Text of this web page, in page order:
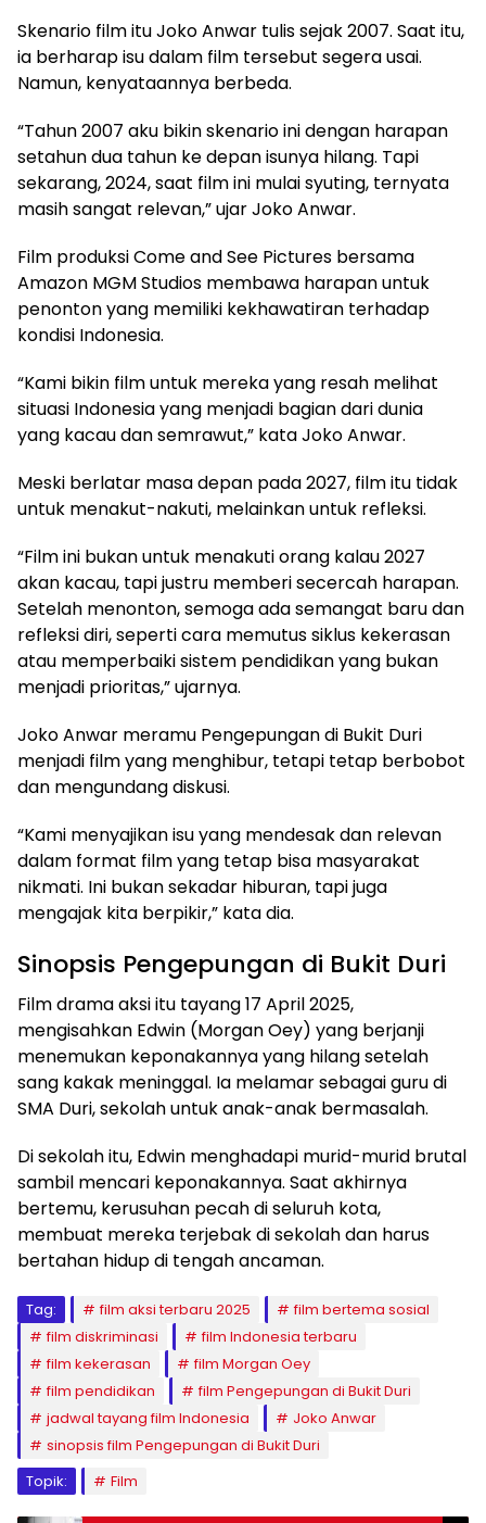
Skenario film itu Joko Anwar tulis sejak 2007. Saat itu,
ia berharap isu dalam film tersebut segera usai.
Namun, kenyataannya berbeda.
“Tahun 2007 aku bikin skenario ini dengan harapan
setahun dua tahun ke depan isunya hilang. Tapi
sekarang, 2024, saat film ini mulai syuting, ternyata
masih sangat relevan,” ujar Joko Anwar.
Film produksi Come and See Pictures bersama
Amazon MGM Studios membawa harapan untuk
penonton yang memiliki kekhawatiran terhadap
kondisi Indonesia.
“Kami bikin film untuk mereka yang resah melihat
situasi Indonesia yang menjadi bagian dari dunia
yang kacau dan semrawut,” kata Joko Anwar.
Meski berlatar masa depan pada 2027, film itu tidak
untuk menakut-nakuti, melainkan untuk refleksi.
“Film ini bukan untuk menakuti orang kalau 2027
akan kacau, tapi justru memberi secercah harapan.
Setelah menonton, semoga ada semangat baru dan
refleksi diri, seperti cara memutus siklus kekerasan
atau memperbaiki sistem pendidikan yang bukan
menjadi prioritas,” ujarnya.
Joko Anwar meramu Pengepungan di Bukit Duri
menjadi film yang menghibur, tetapi tetap berbobot
dan mengundang diskusi.
“Kami menyajikan isu yang mendesak dan relevan
dalam format film yang tetap bisa masyarakat
nikmati. Ini bukan sekadar hiburan, tapi juga
mengajak kita berpikir,” kata dia.
Sinopsis Pengepungan di Bukit Duri
Film drama aksi itu tayang 17 April 2025,
mengisahkan Edwin (Morgan Oey) yang berjanji
menemukan keponakannya yang hilang setelah
sang kakak meninggal. Ia melamar sebagai guru di
SMA Duri, sekolah untuk anak-anak bermasalah.
Di sekolah itu, Edwin menghadapi murid-murid brutal
sambil mencari keponakannya. Saat akhirnya
bertemu, kerusuhan pecah di seluruh kota,
membuat mereka terjebak di sekolah dan harus
bertahan hidup di tengah ancaman.
Tag: film aksi terbaru 2025
film bertema sosial
film diskriminasi
film Indonesia terbaru
film kekerasan
film Morgan Oey
film pendidikan
film Pengepungan di Bukit Duri
jadwal tayang film Indonesia
Joko Anwar
sinopsis film Pengepungan di Bukit Duri
Topik:
Film